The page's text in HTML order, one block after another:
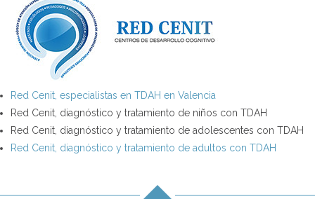
Red Cenit, especialistas en TDAH en Valencia
Red Cenit, diagnóstico y tratamiento de niños con TDAH
Red Cenit, diagnóstico y tratamiento de adolescentes con TDAH
Red Cenit, diagnóstico y tratamiento de adultos con TDAH